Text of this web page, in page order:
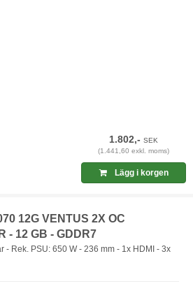
1.802,-SEK
(1.441,60 exkl. moms)
Lägg i korgen
12G VENTUS 2X OC
- 12 GB - GDDR7
- Rek. PSU: 650 W - 236 mm - 1x HDMI - 3x